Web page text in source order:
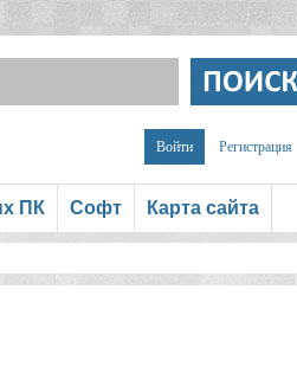
Войти Регистрация
ПК Софт Карта сайта